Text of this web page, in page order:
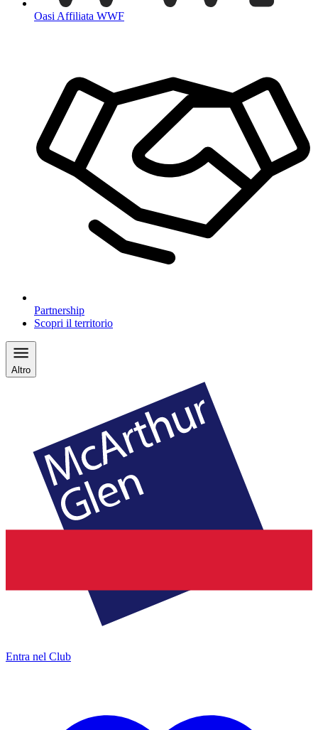
Oasi Affiliata WWF
Partnership
Scopri il territorio
Altro
Entra nel Club